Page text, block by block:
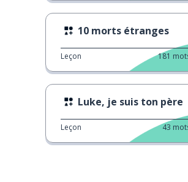
10 morts étranges
Leçon 181
Luke, je suis ton père
Leçon 43